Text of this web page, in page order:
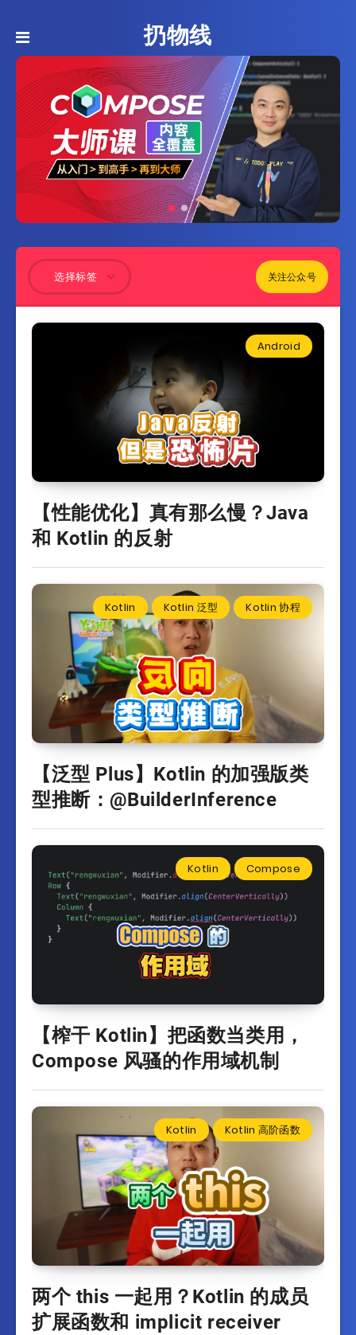
扔物线
选择标签 关注公众号
Android
【性能优化】真有那么慢？Java
和 Kotlin 的反射
Kotlin Kotlin 泛型 Kotlin 协程
【泛型 Plus】Kotlin 的加强版类
型推断：@BuilderInference
Kotlin Compose
【榨干 Kotlin】把函数当类用，
Compose 风骚的作用域机制
Kotlin Kotlin 高阶函数
两个 this 一起用？Kotlin 的成员
扩展函数和 implicit receiver